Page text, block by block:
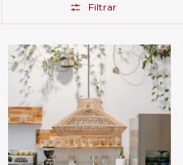
Filtrar